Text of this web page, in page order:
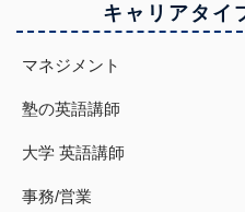
キャリアタイ
マネジメント
塾の英語講師
大学 英語講師
事務/営業